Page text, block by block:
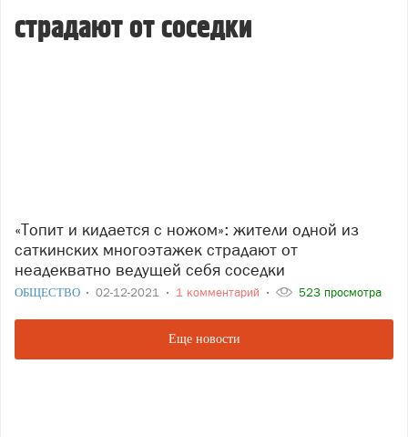
страдают от соседки
«Топит и кидается с ножом»: жители одной из
саткинских многоэтажек страдают от
неадекватно ведущей себя соседки
ОБЩЕСТВО 02-12-2021 1 комментарий 523 просмотра
Еще новости